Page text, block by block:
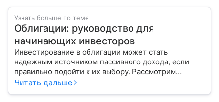
Узнать больше по теме
Облигации: руководство для
начинающих инвесторов
Инвестирование в облигации может стать
надежным источником пассивного дохода, если
правильно подойти к их выбору. Рассмотрим
основные виды этих ценных бумаг и важные
Читать дальше